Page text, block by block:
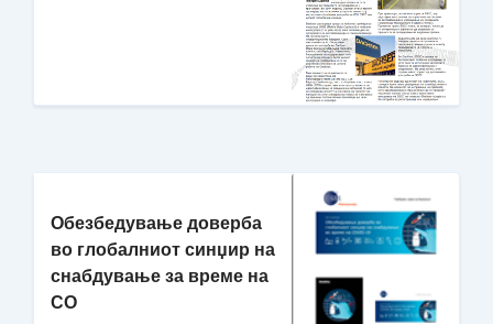
Обезбедување доверба
во глобалниот синџир на
снабдување за време на
CO